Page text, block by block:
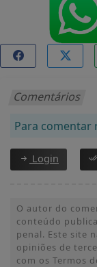
Comentários
Para comentar
Login
O autor do
conteúdo
penal. Este site
opiniões de
com os Termos